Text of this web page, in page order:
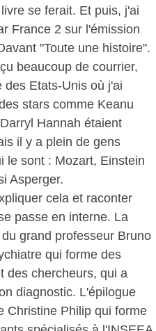
se ferait. Et puis, j'ai
France 2 sur l'émission
"Toute une histoire".
beaucoup de courrier,
des Etats-Unis où j'ai
stars comme Keanu
Hannah étaient
il y a plein de gens
le sont : Mozart, Einstein
Asperger.
cela et raconter
passe en interne. La
grand professeur Bruno
qui forme des
des chercheurs, qui a
diagnostic. L'épilogue
Christine Philip qui forme